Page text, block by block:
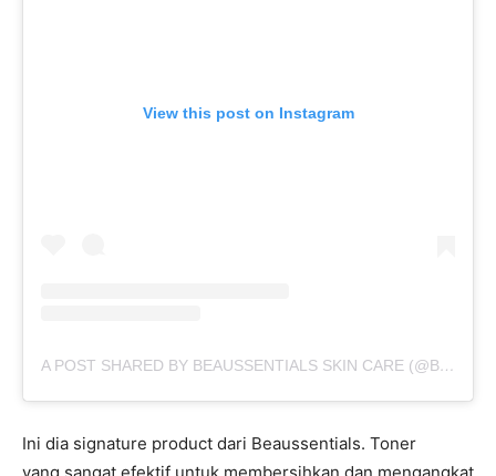
View this post on Instagram
A POST SHARED BY BEAUSSENTIALS SKIN CARE (@BEAUSSENTIALS.ID)
Ini dia signature product dari Beaussentials. Toner